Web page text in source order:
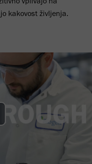
kakovost življenja.